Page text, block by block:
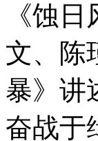
《蚀
文、陈
暴》讲
奋战于